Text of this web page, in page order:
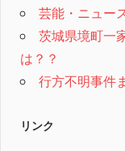
芸能・ニュー
茨城県境町一
は？？
行方不明事件
リンク